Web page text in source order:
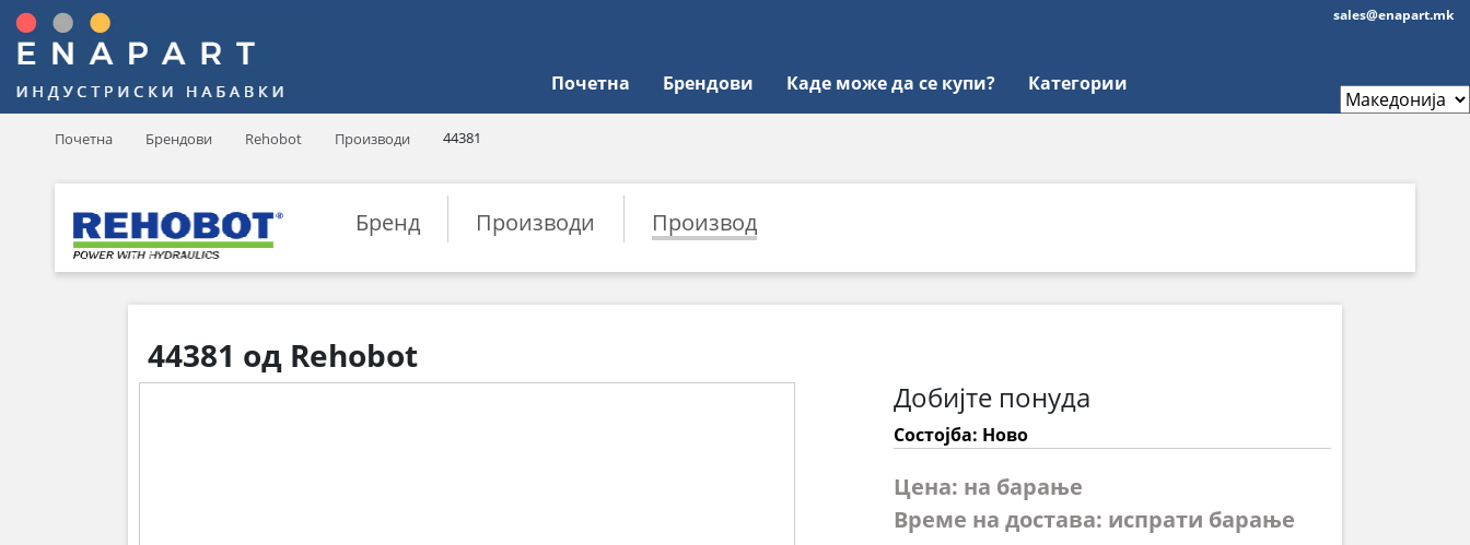
Почетна Брендови Каде може да се купи? Категории
sales@enapart.mk
Почетна Брендови Rehobot Производи 44381
Бренд Производи Производ
44381 од Rehobot
Добијте понуда
Состојба: Ново
Цена: на барање
Време на достава: испрати барање